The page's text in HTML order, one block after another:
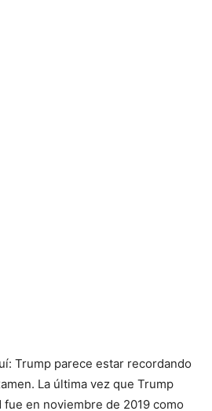
Trump parece estar recordando
La última vez que Trump
en noviembre de 2019 como